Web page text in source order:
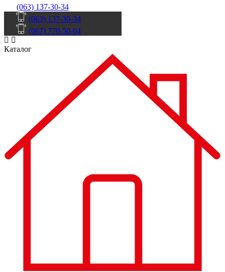
(063) 137-30-34
(063) 137-30-34
(067) 770-50-04
Каталог